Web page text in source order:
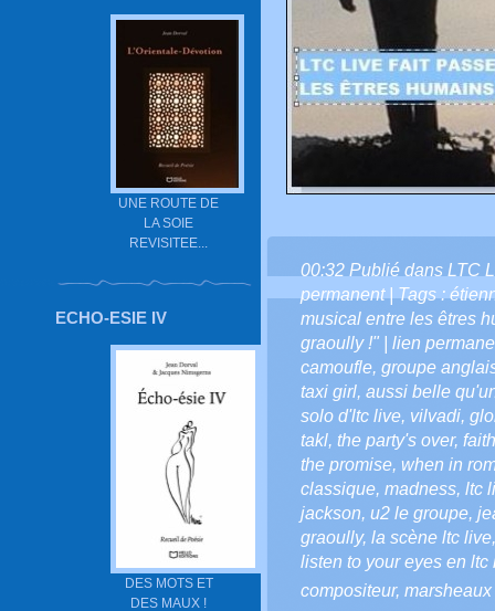
UNE ROUTE DE
LA SOIE
REVISITEE...
ECHO-ESIE IV
DES MOTS ET
DES MAUX !
00:32 Publié dans LTC
permanent| Tags :
musical entre les êtres
graoully !" | lien
camoufle, groupe
taxi girl, aussi belle
solo d'ltc live, vilvadi,
takl, the party's over,
the promise, when in
classique, madness, ltc
jackson, u2 le groupe,
graoully, la scène ltc live
listen to your eyes en ltc
compositeur, marsheaux